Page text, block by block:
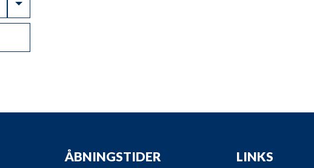
Toggle Dropdown
ÅBNINGSTIDER LINKS